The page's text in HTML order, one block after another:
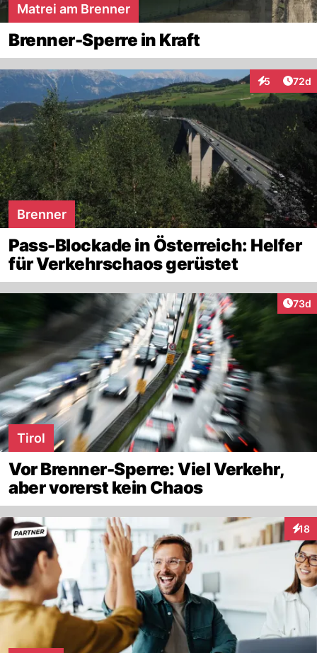
Matrei am Brenner
Brenner-Sperre in Kraft
5
Interaktionen
72d
Brenner
Pass-Blockade in Österreich: Helfer
für Verkehrschaos gerüstet
73d
Tirol
Vor Brenner-Sperre: Viel Verkehr,
aber vorerst kein Chaos
18